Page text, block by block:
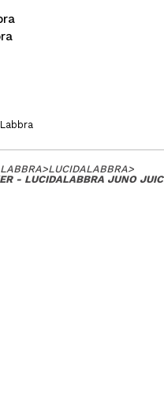
LABBRA>LUCIDALABBRA>
- LUCIDALABBRA JUNO